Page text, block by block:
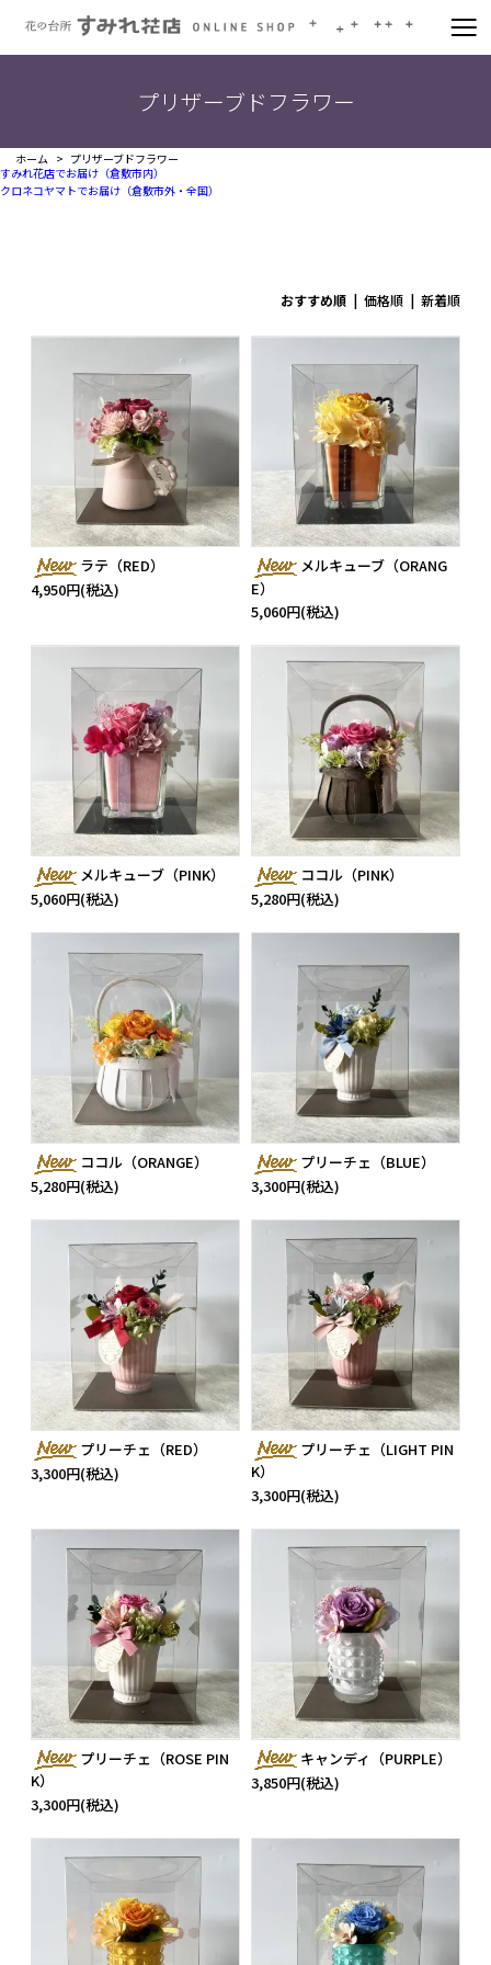
プリザーブドフラワー
ホーム
プリザーブドフラワー
すみれ花店でお届け（倉敷市内）
クロネコヤマトでお届け（倉敷市外・全国）
おすすめ順 |価格順 |新着順
ラテ（RED）
4,950円(税込)
メルキューブ（ORANG
E）
5,060円(税込)
メルキューブ（PINK）
5,060円(税込)
ココル（PINK）
5,280円(税込)
ココル（ORANGE）
5,280円(税込)
プリーチェ（BLUE）
3,300円(税込)
プリーチェ（RED）
3,300円(税込)
プリーチェ（LIGHT PIN
K）
3,300円(税込)
プリーチェ（ROSE PIN
K）
3,300円(税込)
キャンディ（PURPLE）
3,850円(税込)